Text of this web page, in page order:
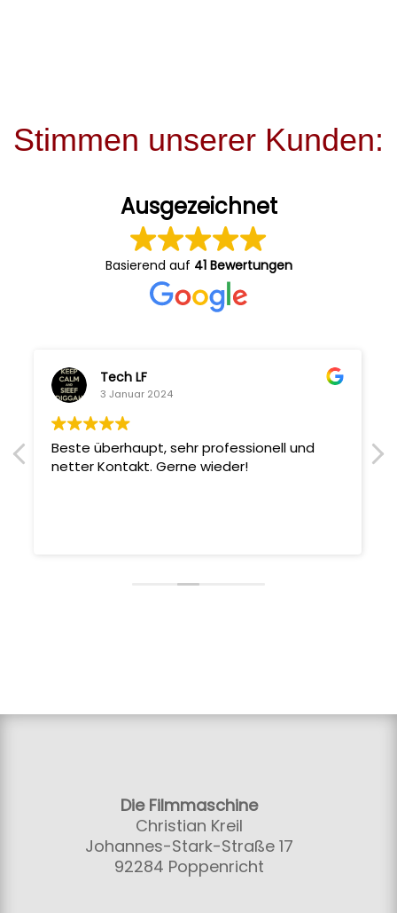
Stimmen unserer Kunden:
Ausgezeichnet
Basierend auf 41 Bewertungen
Tech LF
3 Januar 2024
Beste überhaupt, sehr professionell und
netter Kontakt. Gerne wieder!
Die Filmmaschine
Christian Kreil
Johannes-Stark-Straße 17
92284 Poppenricht